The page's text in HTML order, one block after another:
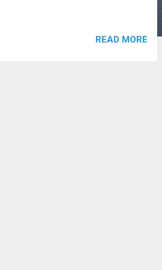
READ MORE